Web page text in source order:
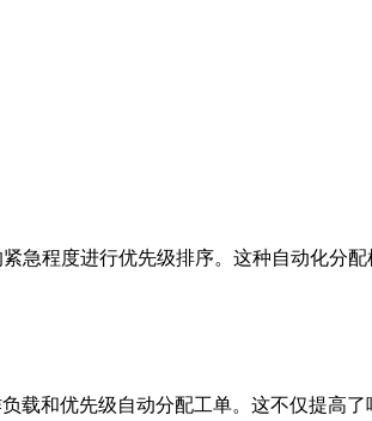
急程度进行优先级排序。这种自动化分配
载和优先级自动分配工单。这不仅提高了